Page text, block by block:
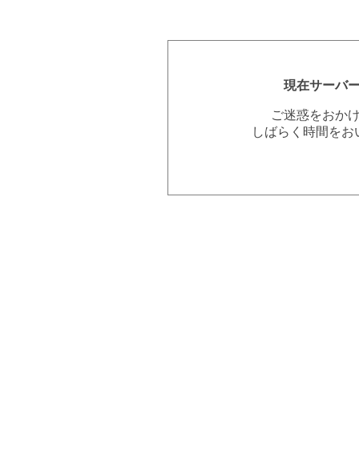
現在サーバ
ご迷惑をおか
しばらく時間を